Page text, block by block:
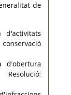
de
d'activitats
d'obertura